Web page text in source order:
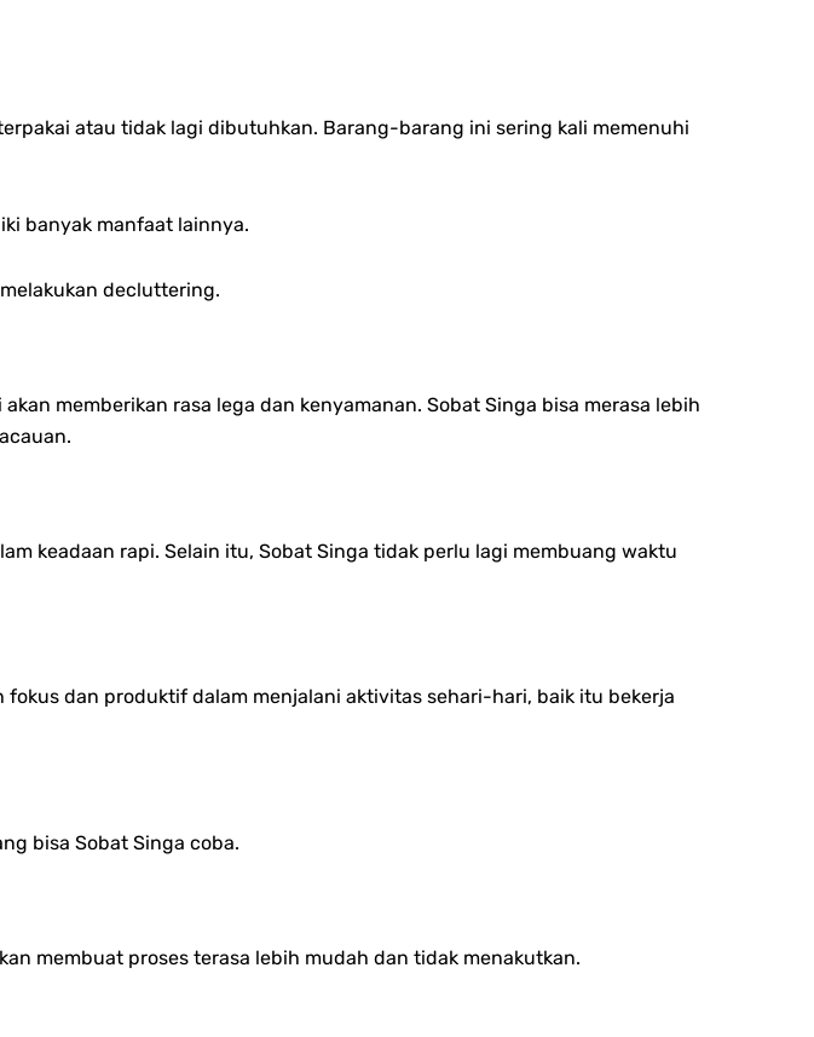
atau tidak lagi dibutuhkan. Barang-barang ini sering kali memenuhi
banyak manfaat lainnya.
decluttering.
memberikan rasa lega dan kenyamanan. Sobat Singa bisa merasa lebih
keadaan rapi. Selain itu, Sobat Singa tidak perlu lagi membuang waktu
dan produktif dalam menjalani aktivitas sehari-hari, baik itu bekerja
bisa Sobat Singa coba.
membuat proses terasa lebih mudah dan tidak menakutkan.